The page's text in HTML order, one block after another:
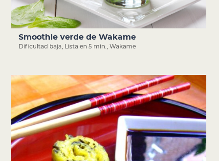
Smoothie verde de Wakame
Dificultad baja Lista en 5 min. ,Wakame